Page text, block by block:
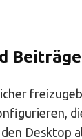
Desktop